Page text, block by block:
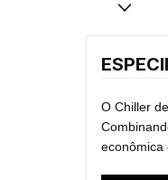
O Chiller
econômica